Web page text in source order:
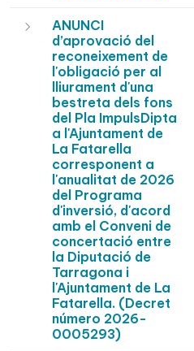
ANUNCI
d’aprovació del
reconeixement de
l'obligació per al
lliurament d'una
bestreta dels fons
del Pla ImpulsDipta
a l'Ajuntament de
La Fatarella
corresponent a
l'anualitat de 2026
del Programa
d'inversió, d'acord
amb el Conveni de
concertació entre
la Diputació de
Tarragona i
l'Ajuntament de La
Fatarella. (Decret
número 2026-
0005293)